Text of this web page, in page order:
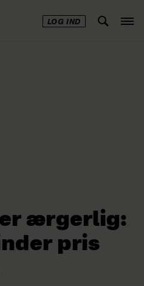
LOG IND
er ærgerlig:
pris